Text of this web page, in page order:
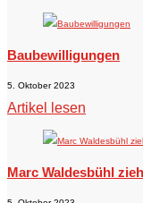
Baubewilligungen
5. Oktober 2023
Artikel lesen
Marc Waldesbühl